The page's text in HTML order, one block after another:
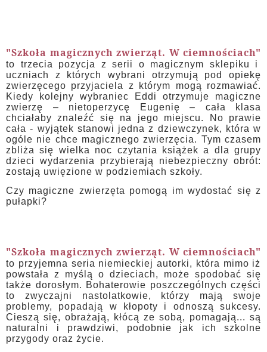
"Szkoła magicznych zwierząt. W ciemnościach"
to trzecia pozycja z serii o magicznym sklepiku i
uczniach z których wybrani otrzymują pod opiekę
zwierzęcego przyjaciela z którym mogą rozmawiać.
Kiedy kolejny wybraniec Eddi otrzymuje magiczne
zwierzę – nietoperzycę Eugenię – cała klasa
chciałaby znaleźć się na jego miejscu. No prawie
cała - wyjątek stanowi jedna z dziewczynek, która w
ogóle nie chce magicznego zwierzęcia. Tym czasem
zbliża się wielka noc czytania książek a dla grupy
dzieci wydarzenia przybierają niebezpieczny obrót:
zostają uwięzione w podziemiach szkoły.
Czy magiczne zwierzęta pomogą im wydostać się z
pułapki?
"Szkoła magicznych zwierząt. W ciemnościach"
to przyjemna seria niemieckiej autorki, która mimo iż
powstała z myślą o dzieciach, może spodobać się
także dorosłym. Bohaterowie poszczególnych części
to zwyczajni nastolatkowie, którzy mają swoje
problemy, popadają w kłopoty i odnoszą sukcesy.
Cieszą się, obrażają, kłócą ze sobą, pomagają... są
naturalni i prawdziwi, podobnie jak ich szkolne
przygody oraz życie.